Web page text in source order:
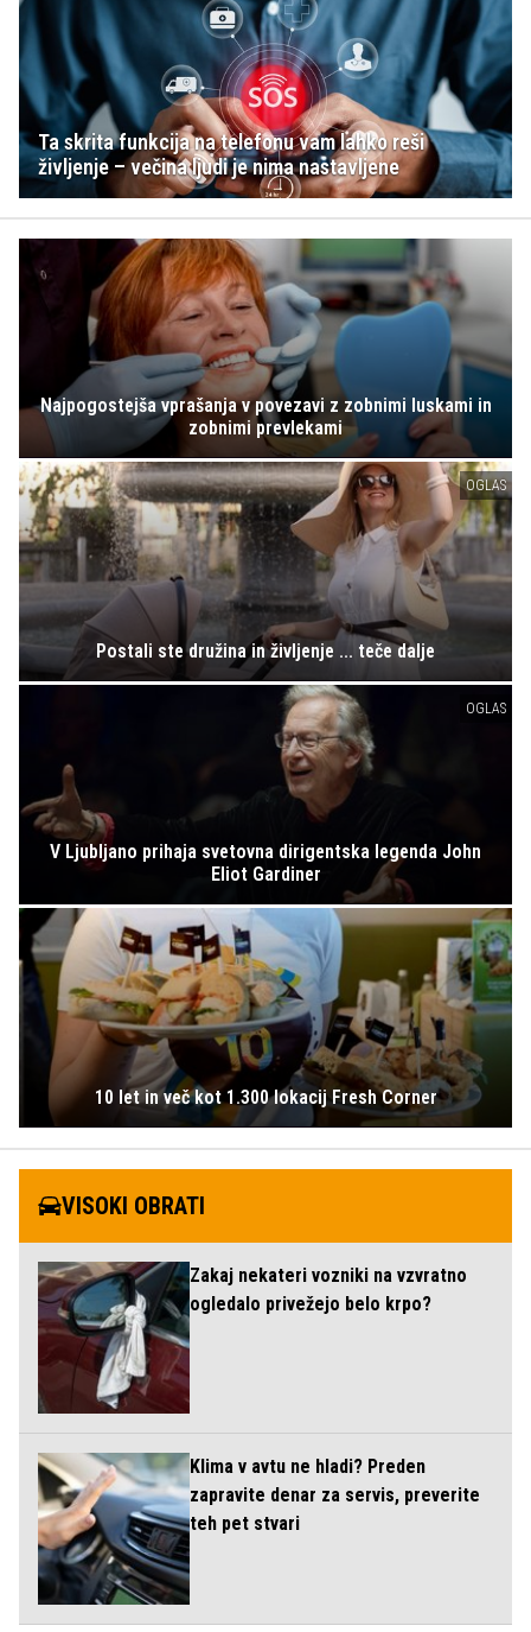
Ta skrita funkcija na telefonu vam lahko reši
življenje – večina ljudi je nima nastavljene
Najpogostejša vprašanja v povezavi z zobnimi luskami in
zobnimi prevlekami
OGLAS
Postali ste družina in življenje ... teče dalje
OGLAS
V Ljubljano prihaja svetovna dirigentska legenda John
Eliot Gardiner
10 let in več kot 1.300 lokacij Fresh Corner
VISOKI OBRATI
Zakaj nekateri vozniki na vzvratno
ogledalo privežejo belo krpo?
Klima v avtu ne hladi? Preden
zapravite denar za servis, preverite
teh pet stvari